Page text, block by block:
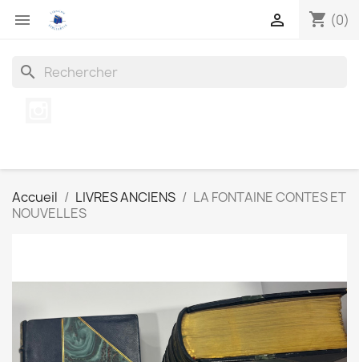
 shopping_cart (0)

search
Accueil LIVRES ANCIENS
LA FONTAINE CONTES ET
NOUVELLES